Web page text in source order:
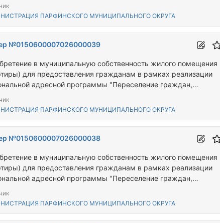
фонда"ПАРФИНСКОГО МУНИЦИПАЛЬНОГО ОКРУГА
№0150600007026000039
в муниципальную собственность жилого помещения
для предоставления гражданам в рамках реализации
адресной программы "Переселение граждан,
фонда"ПАРФИНСКОГО МУНИЦИПАЛЬНОГО ОКРУГА
№0150600007026000038
в муниципальную собственность жилого помещения
для предоставления гражданам в рамках реализации
адресной программы "Переселение граждан,
фонда"ПАРФИНСКОГО МУНИЦИПАЛЬНОГО ОКРУГА